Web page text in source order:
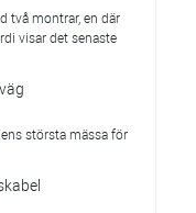
två montrar, en där
visar det senaste
största mässa för